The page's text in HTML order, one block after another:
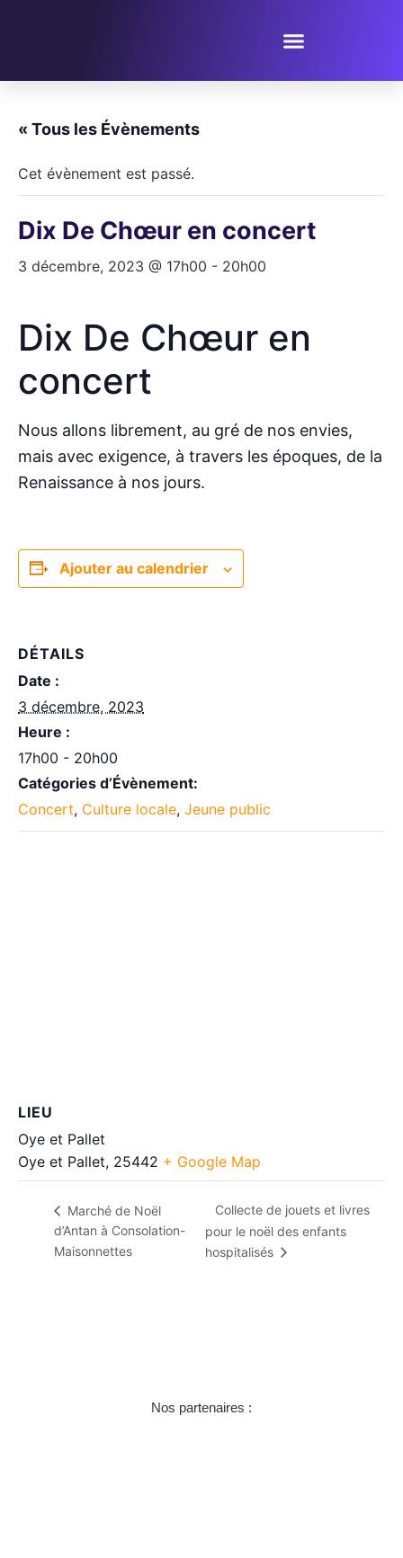
« Tous les Évènements
Cet évènement est passé.
Dix De Chœur en concert
3 décembre, 2023 @ 17h00 - 20h00
Dix De Chœur en
concert
Nous allons librement, au gré de nos envies,
mais avec exigence, à travers les époques, de la
Renaissance à nos jours.
Ajouter au calendrier
DÉTAILS
Date :
3 décembre, 2023
Heure :
17h00 - 20h00
Catégories d’Évènement:
Concert, Culture locale, Jeune public
LIEU
Oye et Pallet
Oye et Pallet, 25442 + Google Map
Marché de Noël
d’Antan à Consolation-
Maisonnettes
Collecte de jouets et livres
pour le noël des enfants
hospitalisés
Nos partenaires :